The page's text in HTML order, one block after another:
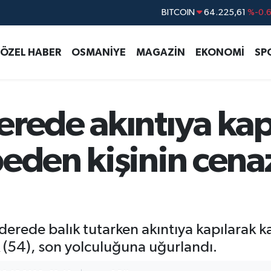
ÖZEL HABER OSMANİYE MAGAZİN EKONOMİ
akıntıya
kişinin
balık tutarken akıntıya kapılarak
(54), son yolculuğuna uğurlandı.